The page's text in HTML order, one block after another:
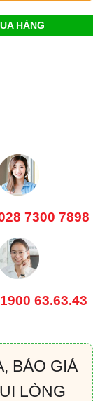
HÀNG
7300 7898
1900 63.63.43
BÁO GIÁ
LÒNG